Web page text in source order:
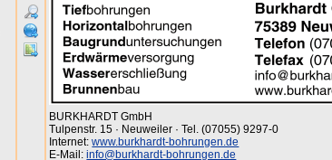
BURKHARDT GmbH
Tulpenstr. 15 · Neuweiler · Tel. (07055) 9297-0
Internet:www.burkhardt-bohrungen.de
E-Mail:info@burkhardt-bohrungen.de